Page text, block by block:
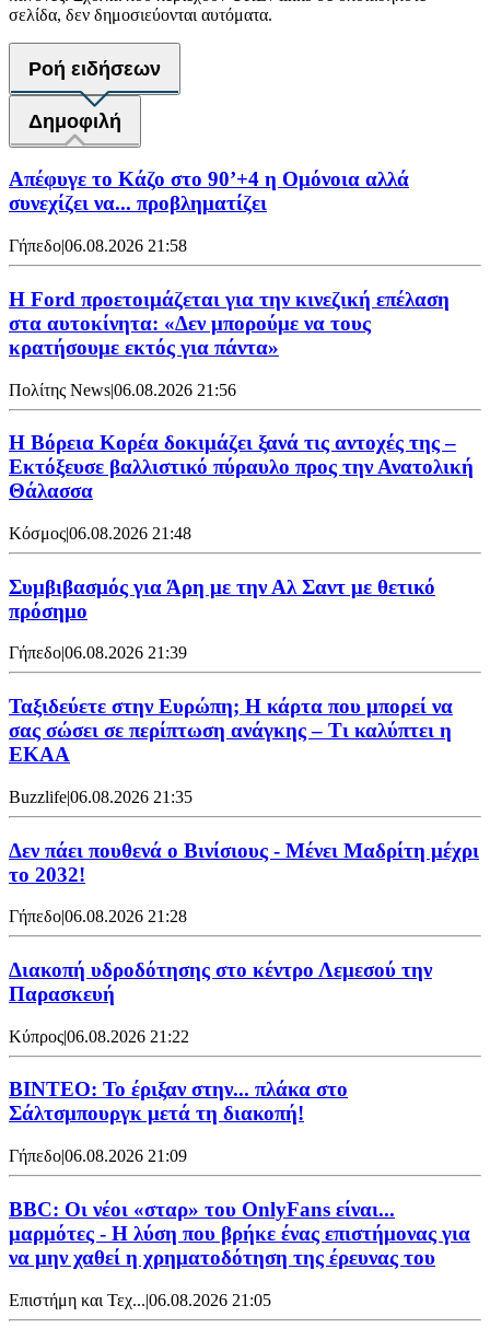
σελίδα, δεν δημοσιεύονται αυτόματα.
Ροή ειδήσεων
Δημοφιλή
Απέφυγε το Κάζο στο 90’+4 η Ομόνοια αλλά
συνεχίζει να... προβληματίζει
Γήπεδο|06.08.2026 21:58
Η Ford προετοιμάζεται για την κινεζική επέλαση
στα αυτοκίνητα: «Δεν μπορούμε να τους
κρατήσουμε εκτός για πάντα»
Πολίτης News|06.08.2026 21:56
Η Βόρεια Κορέα δοκιμάζει ξανά τις αντοχές της –
Εκτόξευσε βαλλιστικό πύραυλο προς την Ανατολική
Θάλασσα
Κόσμος|06.08.2026 21:48
Συμβιβασμός για Άρη με την Αλ Σαντ με θετικό
πρόσημο
Γήπεδο|06.08.2026 21:39
Ταξιδεύετε στην Ευρώπη; Η κάρτα που μπορεί να
σας σώσει σε περίπτωση ανάγκης – Τι καλύπτει η
ΕΚΑΑ
Buzzlife|06.08.2026 21:35
Δεν πάει πουθενά ο Βινίσιους - Μένει Μαδρίτη μέχρι
το 2032!
Γήπεδο|06.08.2026 21:28
Διακοπή υδροδότησης στο κέντρο Λεμεσού την
Παρασκευή
Κύπρος|06.08.2026 21:22
ΒΙΝΤΕΟ: Το έριξαν στην... πλάκα στο
Σάλτσμπουργκ μετά τη διακοπή!
Γήπεδο|06.08.2026 21:09
BBC: Οι νέοι «σταρ» του OnlyFans είναι...
μαρμότες - Η λύση που βρήκε ένας επιστήμονας για
να μην χαθεί η χρηματοδότηση της έρευνας του
Επιστήμη και Τεχ...|06.08.2026 21:05